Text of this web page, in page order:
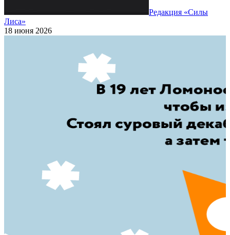
Редакция «Силы
Лиса»
18 июня 2026